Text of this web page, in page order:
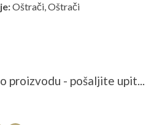
Oštrači,Oštrači
proizvodu - pošaljite upit...